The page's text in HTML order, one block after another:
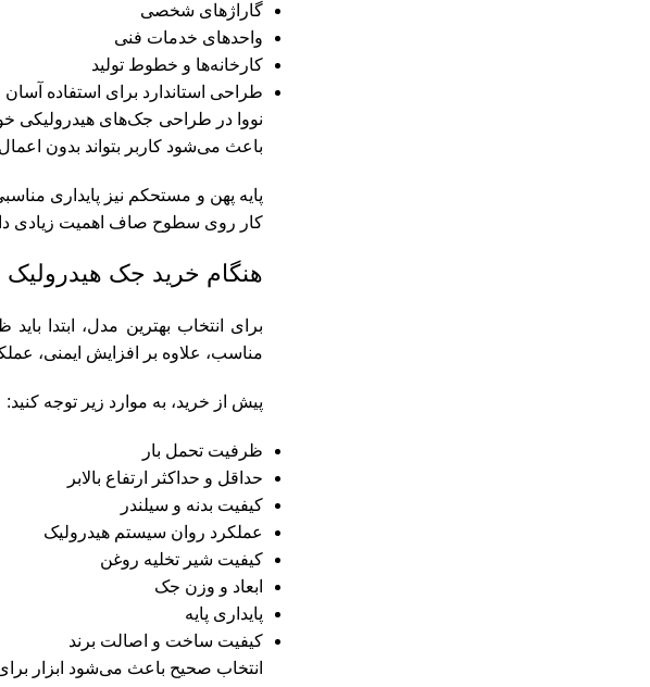
گاراژهای شخصی
واحدهای خدمات فنی
کارخانه‌ها و خطوط تولید
طراحی استاندارد برای استفاده آسان
نووا در طراحی جک‌های هیدرولیکی
باعث می‌شود کاربر بتواند بدون
پایه پهن و مستحکم نیز پایداری
کار روی سطوح صاف اهمیت زیادی
هنگام خرید جک هیدرولیک
برای انتخاب بهترین مدل،
مناسب، علاوه بر افزایش ایمنی،
پیش از خرید، به موارد زیر توجه کنید:
ظرفیت تحمل بار
حداقل و حداکثر ارتفاع بالابر
کیفیت بدنه و سیلندر
عملکرد روان سیستم هیدرولیک
کیفیت شیر تخلیه روغن
ابعاد و وزن جک
پایداری پایه
کیفیت ساخت و اصالت برند
انتخاب صحیح باعث می‌شود ابزار